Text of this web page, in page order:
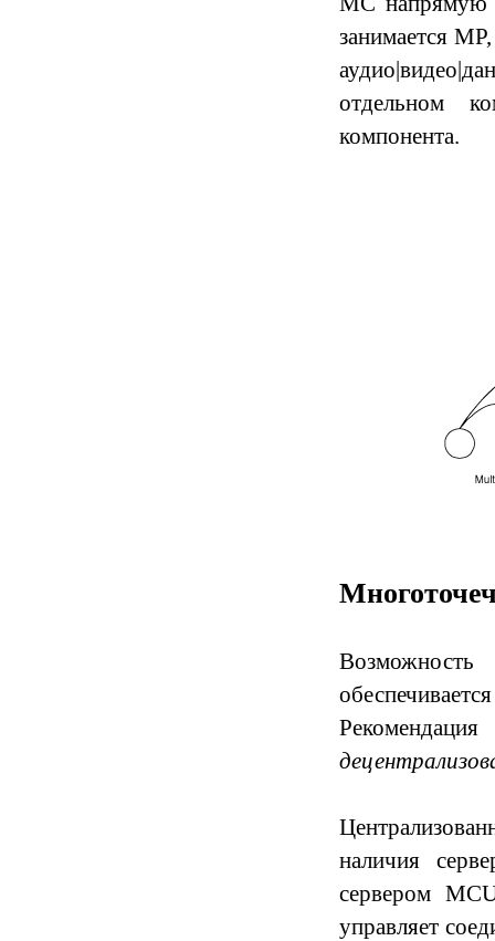
занимается
отдельном
компонента.
наличия
сервером
управляет